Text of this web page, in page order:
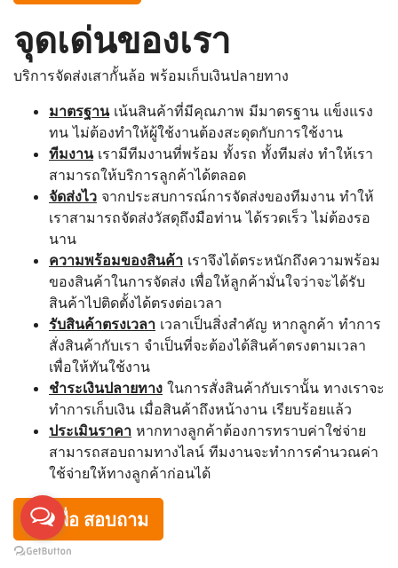
จุดเด่นของเรา
บริการจัดส่งเสากั้นล้อ พร้อมเก็บเงินปลายทาง
มาตรฐานเน้นสินค้าที่มีคุณภาพ มีมาตรฐาน แข็งแรง
ทน ไม่ต้องทำให้ผู้ใช้งานต้องสะดุดกับการใช้งาน
ทีมงานเรามีทีมงานที่พร้อม ทั้งรถ ทั้งทีมส่ง ทำให้เรา
สามารถให้บริการลูกค้าได้ตลอด
จัดส่งไว จากประสบการณ์การจัดส่งของทีมงาน ทำให้
เราสามารถจัดส่งวัสดุถึงมือท่าน ได้รวดเร็ว ไม่ต้องรอ
นาน
ความพร้อมของสินค้า เราจึงได้ตระหนักถึงความพร้อม
ของสินค้าในการจัดส่ง เพื่อให้ลูกค้ามั่นใจว่าจะได้รับ
สินค้าไปติดตั้งได้ตรงต่อเวลา
รับสินค้าตรงเวลา เวลาเป็นสิ่งสำคัญ หากลูกค้า ทำการ
สั่งสินค้ากับเรา จำเป็นที่จะต้องได้สินค้าตรงตามเวลา
เพื่อให้ทันใช้งาน
ชำระเงินปลายทาง ในการสั่งสินค้ากับเรานั้น ทางเราจะ
ทำการเก็บเงิน เมื่อสินค้าถึงหน้างาน เรียบร้อยแล้ว
ประเมินราคา หากทางลูกค้าต้องการทราบค่าใช่จ่าย
สามารถสอบถามทางไลน์ ทีมงานจะทำการคำนวณค่า
ใช้จ่ายให้ทางลูกค้าก่อนได้
กดเพื่อ สอบถาม